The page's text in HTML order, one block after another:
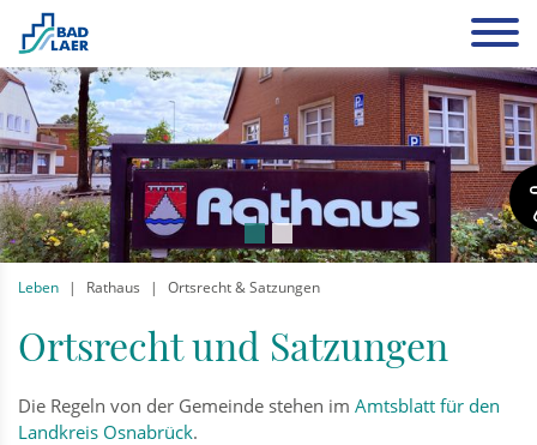
Leben Rathaus Ortsrecht & Satzungen
Ortsrecht und Satzungen
Die Regeln von der Gemeinde stehen im Amtsblatt für den
Landkreis Osnabrück.